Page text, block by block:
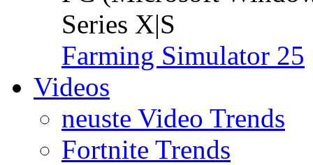
Series X|S
Farming Simulator 25
Videos
neuste Video Trends
Fortnite Trends